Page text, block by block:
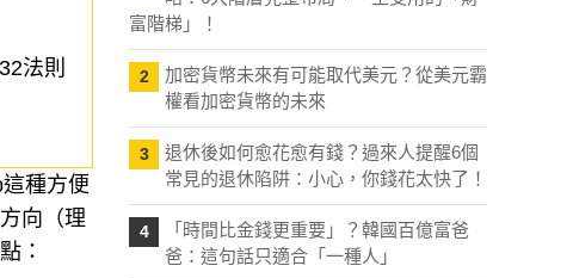
法則
種方便
向（理
：
富階梯」！
2
加密貨幣未來有可能取代美元？從美元霸
權看加密貨幣的未來
3
退休後如何愈花愈有錢？過來人提醒6個
常見的退休陷阱：小心，你錢花太快了！
4
「時間比金錢更重要」？韓國百億富爸
爸：這句話只適合「一種人」